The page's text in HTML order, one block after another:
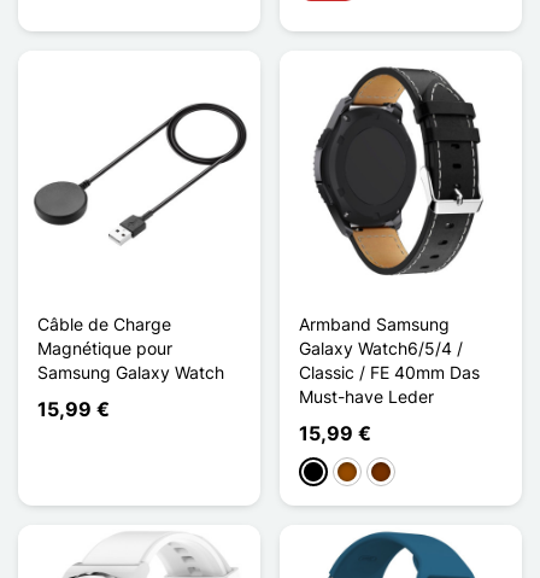
Câble de Charge
Magnétique pour
Samsung Galaxy Watch
15,99 €
Armband Samsung
Galaxy Watch6/5/4 /
Classic / FE 40mm Das
Must-have Leder
15,99 €
Schwarz
BraunKaffee